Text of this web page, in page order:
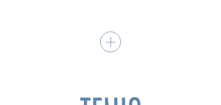
Pro vytvoření rezervace je nutné se předem